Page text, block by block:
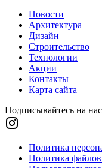
Новости
Архитектура
Дизайн
Строительство
Технологии
Акции
Контакты
Карта сайта
Подписывайтесь на нас
Политика
Политика